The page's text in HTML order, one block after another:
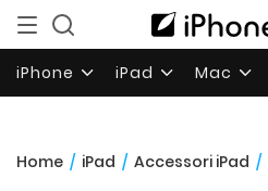
iPhone iPad Mac
Home / iPad / Accessori iPad /